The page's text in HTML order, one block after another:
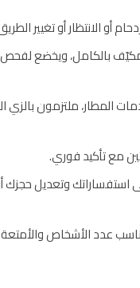
أو الانتظار أو تغيير
عمره عن 5 سنوات، مكيّف بالكامل،
عن 3 سنوات في خدمات المطار، ملتزمون
مع تأكيد فوري.
متاح 24/7 للرد على استفساراتك